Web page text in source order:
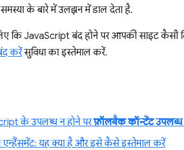
के बारे में उलझन में डाल देता है.
कि JavaScript बंद होने पर आपकी साइट कैसी
करेंसुविधा का इस्तेमाल करें.
के उपलब्ध न होने परफ़ॉलबैक कॉन्टेंट उपलब्ध
एन्हैंसमेंट: यह क्या है और इसे कैसे इस्तेमाल करें